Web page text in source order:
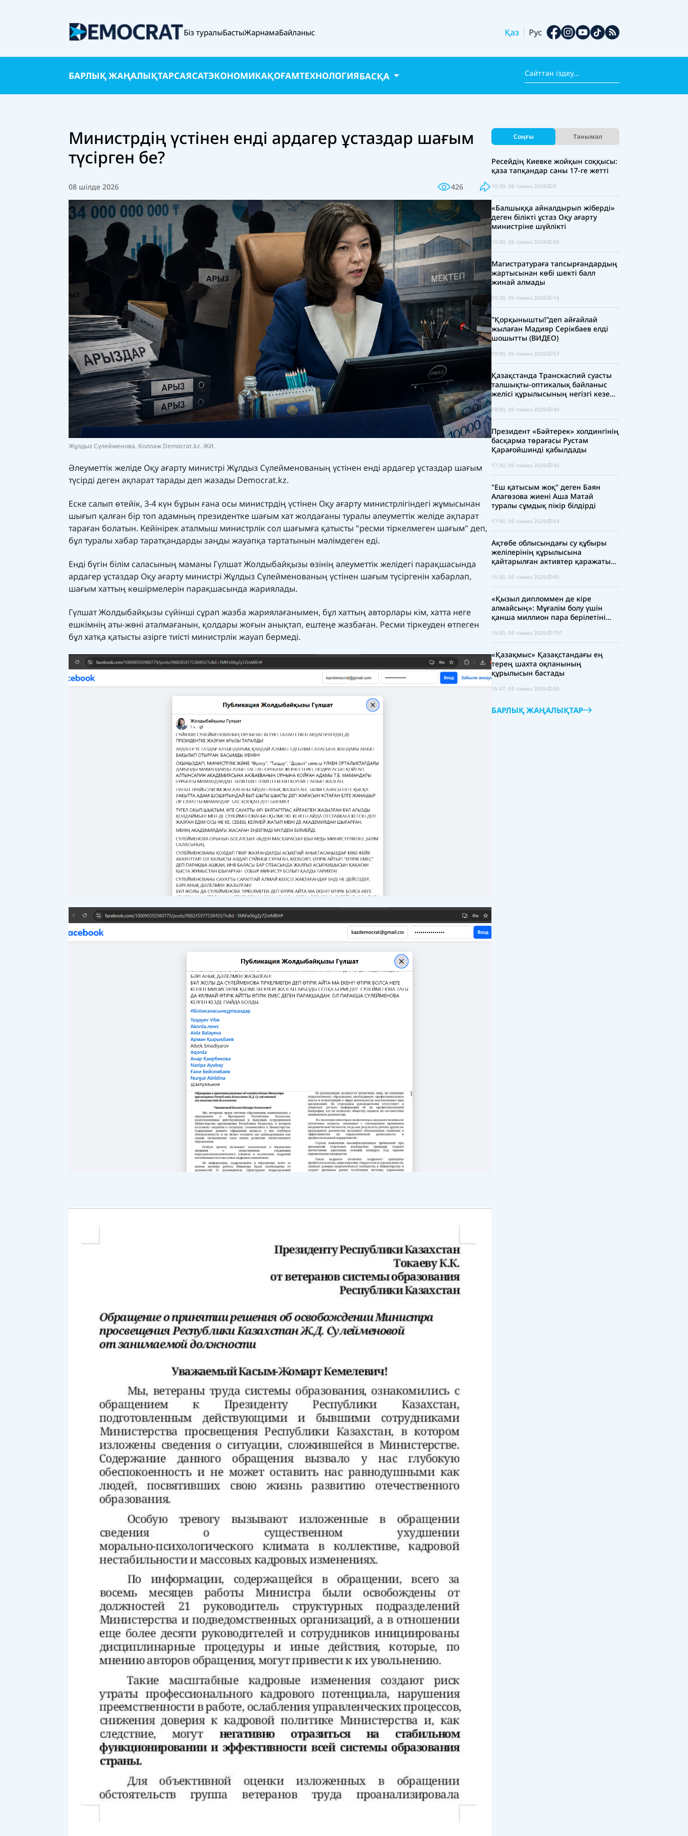
Біз туралыБастыЖарнамаБайланыс Қаз Рус
БАРЛЫҚ ЖАҢАЛЫҚТАРСАЯСАТЭКОНОМИКАҚОҒАМТЕХНОЛОГИЯБАСҚА
Министрдің үстінен енді ардагер ұстаздар шағым
түсірген бе?
08 шілде 2026 426
Жұлдыз Сүлейменова. Коллаж Democrat.kz. ЖИ.
Әлеуметтік желіде Оқу ағарту министрі Жұлдыз Сүлейменованың үстінен енді ардагер ұстаздар шағым
түсірді деген ақпарат тарады деп жазады Democrat.kz.
Еске салып өтейік, 3-4 күн бұрын ғана осы министрдің үстінен Оқу ағарту министрлігіндегі жұмысынан
шығып қалған бір топ адамның президентке шағым хат жолдағаны туралы әлеуметтік желіде ақпарат
тараған болатын. Кейінірек аталмыш министрлік сол шағымға қатысты "ресми тіркелмеген шағым" деп,
бұл туралы хабар таратқандарды заңды жауапқа тартатынын мәлімдеген еді.
Енді бүгін білім саласының маманы Гүлшат Жолдыбайқызы өзінің әлеуметтік желідегі парақшасында
ардагер ұстаздар Оқу ағарту министрі Жұлдыз Сүлейменованың үстінен шағым түсіргенін хабарлап,
шағым хаттың көшірмелерін парақшасында жариялады.
Гүлшат Жолдыбайқызы сүйінші сұрап жазба жариялағанымен, бұл хаттың авторлары кім, хатта неге
ешкімнің аты-жөні аталмағанын, қолдары жоғын анықтап, ештеңе жазбаған. Ресми тіркеуден өтпеген
бұл хатқа қатысты әзірге тиісті министрлік жауап бермеді.
Соңғы Танымал
Ресейдің Киевке жойқын соққысы:
қаза тапқандар саны 17-ге жетті
10:30, 06 тамыз 2026 0
«Балшыққа айналдырып жіберді»
деген білікті ұстаз Оқу ағарту
министріне шүйлікті
10:00, 06 тамыз 2026 50
Магистратураға тапсырғандардың
жартысынан көбі шекті балл
жинай алмады
09:30, 06 тамыз 2026 16
"Қорқынышты!"деп айғайлай
жылаған Мадияр Серікбаев елді
шошытты (ВИДЕО)
09:00, 06 тамыз 2026 57
Қазақстанда Транскаспий суасты
талшықты-оптикалық байланыс
желісі құрылысының негізгі кезеңі
18:00, 05 тамыз 2026 49
Президент «Бәйтерек» холдингінің
басқарма төрағасы Рустам
Қарағойшинді қабылдады
17:30, 05 тамыз 2026 45
"Еш қатысым жоқ" деген Баян
Алагөзова жиені Аша Матай
туралы сұмдық пікір білдірді
17:00, 05 тамыз 2026 54
Ақтөбе облысындағы су құбыры
желілерінің құрылысына
қайтарылған активтер қаражаты
16:30, 05 тамыз 2026 85
«Қызыл дипломмен де кіре
алмайсың»: Мұғалім болу үшін
қанша миллион пара берілетіні
16:00, 05 тамыз 2026 797
«Қазақмыс» Қазақстандағы ең
терең шахта оқпанының
құрылысын бастады
15:47, 05 тамыз 2026 56
БАРЛЫҚ ЖАҢАЛЫҚТАР